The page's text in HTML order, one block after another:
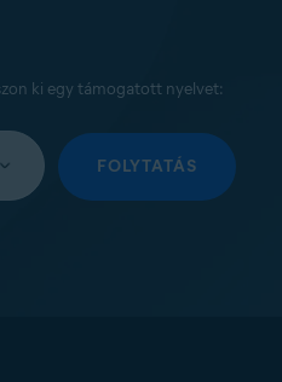
ki egy támogatott nyelvet:
FOLYTATÁS